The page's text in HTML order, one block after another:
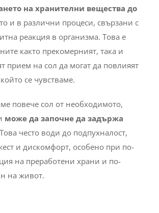
на хранителни вещества до
и в различни процеси, свързани с
реакция в организма. Това е
както прекомерният, така и
прием на сол да могат да повлияят
се чувстваме.
повече сол от необходимото,
може да започне да задържа
често води до подпухналост,
и дискомфорт, особено при по-
на преработени храни и по-
на живот.